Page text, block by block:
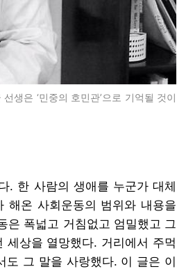
생은 ‘민중의 호민관’으로 기억될 것이
. 한 사람의 생애를 누군가 대체
해온 사회운동의 범위와 내용을
은 폭넓고 거침없고 엄밀했고 그
세상을 열망했다. 거리에서 주먹
도 그 말을 사랑했다. 이 글은 이